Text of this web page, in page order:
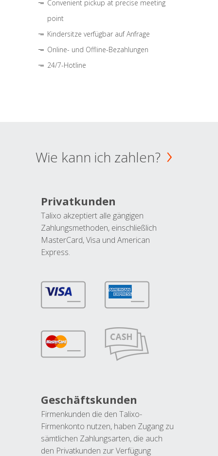
Convenient pickup at precise meeting
point
Kindersitze verfügbar auf Anfrage
Online- und Offline-Bezahlungen
24/7-Hotline
Wie kann ich zahlen?
Privatkunden
Talixo akzeptiert alle gängigen
Zahlungsmethoden, einschließlich
MasterCard, Visa und American
Express.
Geschäftskunden
Firmenkunden die den Talixo-
Firmenkonto nutzen, haben Zugang zu
sämtlichen Zahlungsarten, die auch
den Privatkunden zur Verfügung